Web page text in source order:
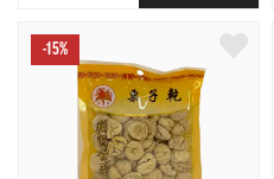
-15%